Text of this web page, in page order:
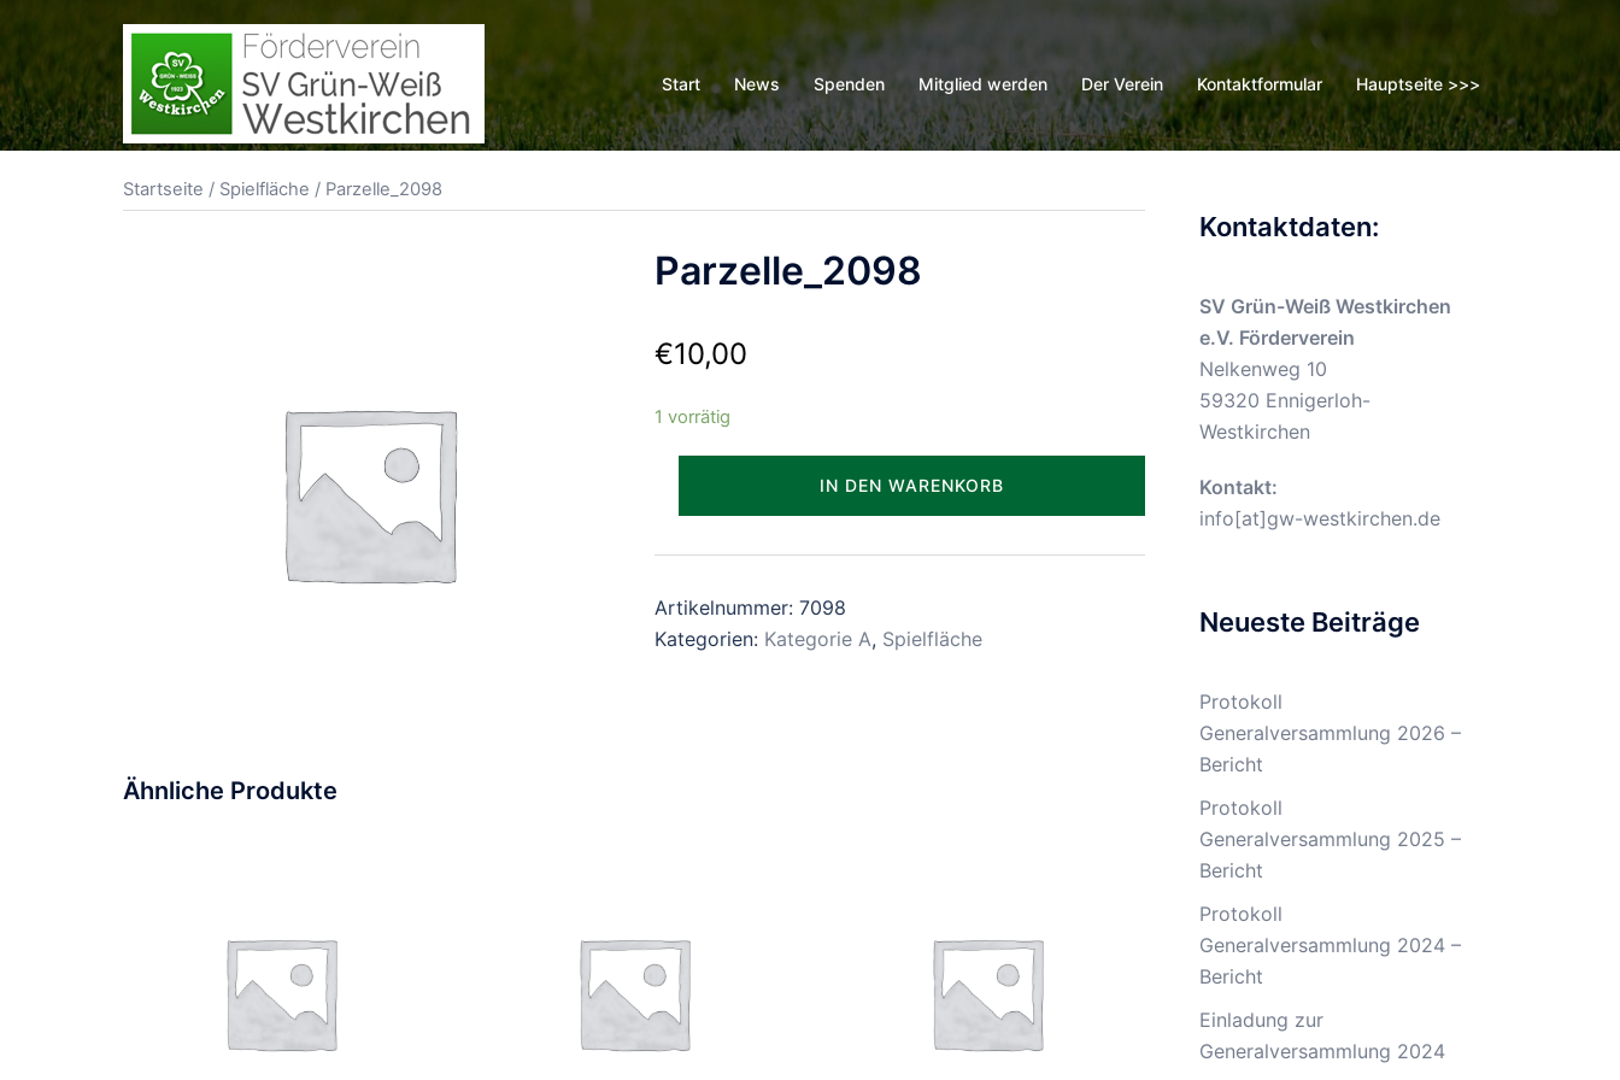
springen
Start News Spenden Mitglied werden Der Verein Kontaktformular Hauptseite >>>
Startseite / Spielfläche / Parzelle_2098
Parzelle_2098
€10,00
1 vorrätig
IN DEN WARENKORB
Artikelnummer: 7098
Kategorien: Kategorie A, Spielfläche
Ähnliche Produkte
Kontaktdaten:
SV Grün-Weiß Westkirchen
e.V. Förderverein
Nelkenweg 10
59320 Ennigerloh-
Westkirchen
Kontakt:
info[at]gw-westkirchen.de
Neueste Beiträge
Protokoll
Generalversammlung 2026 –
Bericht
Protokoll
Generalversammlung 2025 –
Bericht
Protokoll
Generalversammlung 2024 –
Bericht
Einladung zur
Generalversammlung 2024